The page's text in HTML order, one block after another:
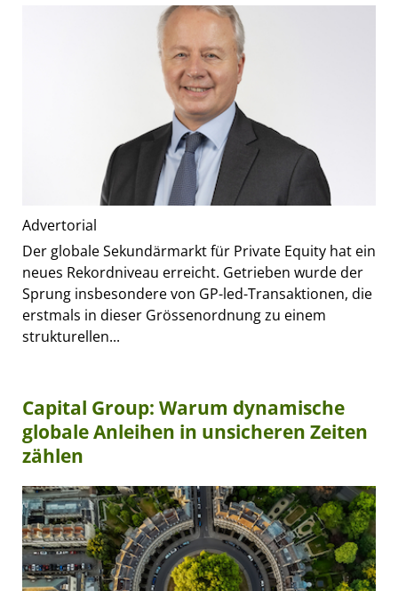
Advertorial
Der globale Sekundärmarkt für Private Equity hat ein
neues Rekordniveau erreicht. Getrieben wurde der
Sprung insbesondere von GP-led-Transaktionen, die
erstmals in dieser Grössenordnung zu einem
strukturellen...
Capital Group: Warum dynamische
globale Anleihen in unsicheren Zeiten
zählen